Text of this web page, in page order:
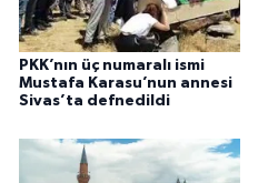
PKK’nın üç numaralı ismi
Mustafa Karasu’nun annesi
Sivas’ta defnedildi